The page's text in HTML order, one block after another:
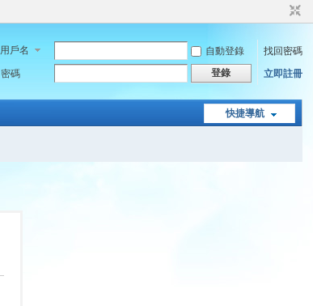
用戶名 自動登錄
找回密碼
密碼
登錄 立即註冊
快捷導航